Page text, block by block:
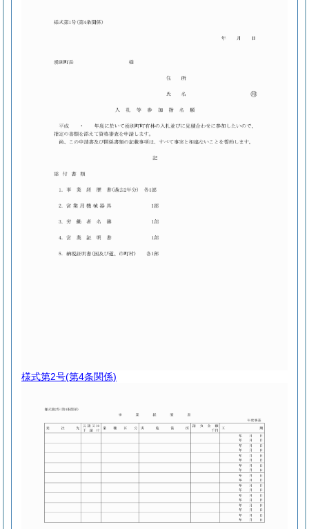
様式第2号(第4条関係)